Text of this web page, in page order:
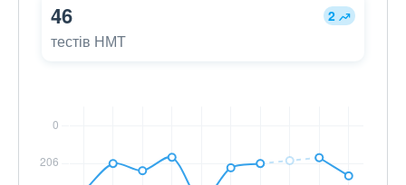
46 2
тестів НМТ